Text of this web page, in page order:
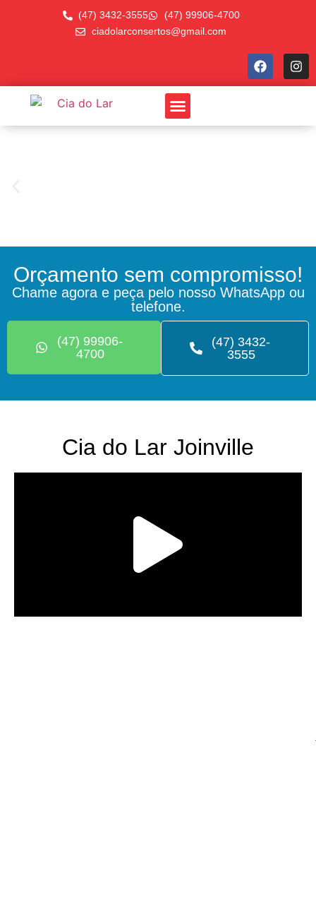
(47) 3432-3555
(47) 99906-4700
ciadolarconsertos@gmail.com
Orçamento sem compromisso!
Chame agora e peça pelo nosso WhatsApp ou
telefone.
(47) 99906-
4700
(47) 3432-
3555
Cia do Lar Joinville